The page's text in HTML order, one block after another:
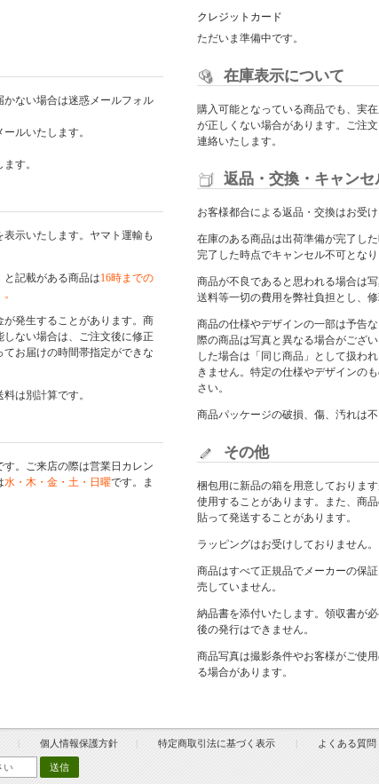
ない場合は迷惑メールフォル
ルいたします。
す。
示いたします。ヤマト運輸も
記載がある商品は16時までの
発生することがあります。商
ない場合は、ご注文後に修正
お届けの時間帯指定ができな
は別計算です。
す。ご来店の際は営業日カレン
水・木・金・土・日曜です。ま
クレジットカード
ただいま準備中です。
在庫表示について
購入可能となっている商品でも、実
が正しくない場合があります。ご注
連絡いたします。
返品・交換・キャンセ
お客様都合による返品・交換はお受け
在庫のある商品は出荷準備が完了し
完了した時点でキャンセル不可となり
商品が不良であると思われる場合は
送料等一切の費用を弊社負担とし、
商品の仕様やデザインの一部は予告
際の商品は写真と異なる場合がござ
した場合は「同じ商品」として扱わ
きません。特定の仕様やデザインの
さい。
商品パッケージの破損、傷、汚れは不
その他
梱包用に新品の箱を用意しておりま
使用することがあります。また、商
貼って発送することがあります。
ラッピングはお受けしておりません。
商品はすべて正規品でメーカーの保
売していません。
納品書を添付いたします。領収書が
後の発行はできません。
商品写真は撮影条件やお客様がご使
る場合があります。
個人情報保護方針 特定商取引法に基づく表示 よくある質問
送信